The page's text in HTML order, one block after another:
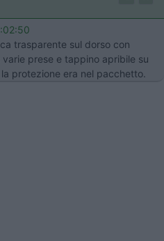
trasparente sul dorso con
prese e tappino apribile su
protezione era nel pacchetto.